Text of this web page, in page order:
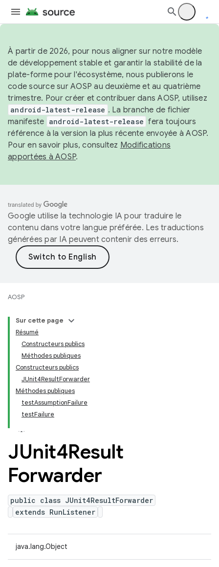
À partir de 2026, pour nous aligner sur notre modèle
de développement stable et garantir la stabilité de la
plate-forme pour l'écosystème, nous publierons le
code source sur AOSP au deuxième et au quatrième
trimestre. Pour créer et contribuer dans AOSP, utilisez
android-latest-release . La branche de fichier
manifeste android-latest-release fera toujours
référence à la version la plus récente envoyée à AOSP.
Pour en savoir plus, consultez Modifications
apportées à AOSP.
Google utilise la technologie IA pour traduire le
contenu dans votre langue préférée. Les traductions
générées par IA peuvent contenir des erreurs.
AOSP
Sur cette page
Résumé
Constructeurs publics
Méthodes publiques
Constructeurs publics
JUnit4ResultForwarder
Méthodes publiques
testAssumptionFailure
testFailure
JUnit4Result
Forwarder
public class JUnit4ResultForwarder
extends RunListener
java.lang.Object